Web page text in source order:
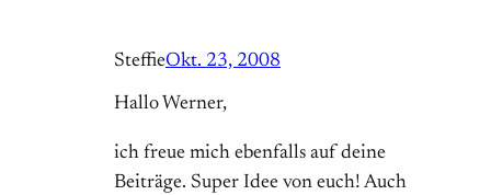
SteffieOkt. 23, 2008
Hallo Werner,
ich freue mich ebenfalls auf deine
Beiträge. Super Idee von euch! Auch